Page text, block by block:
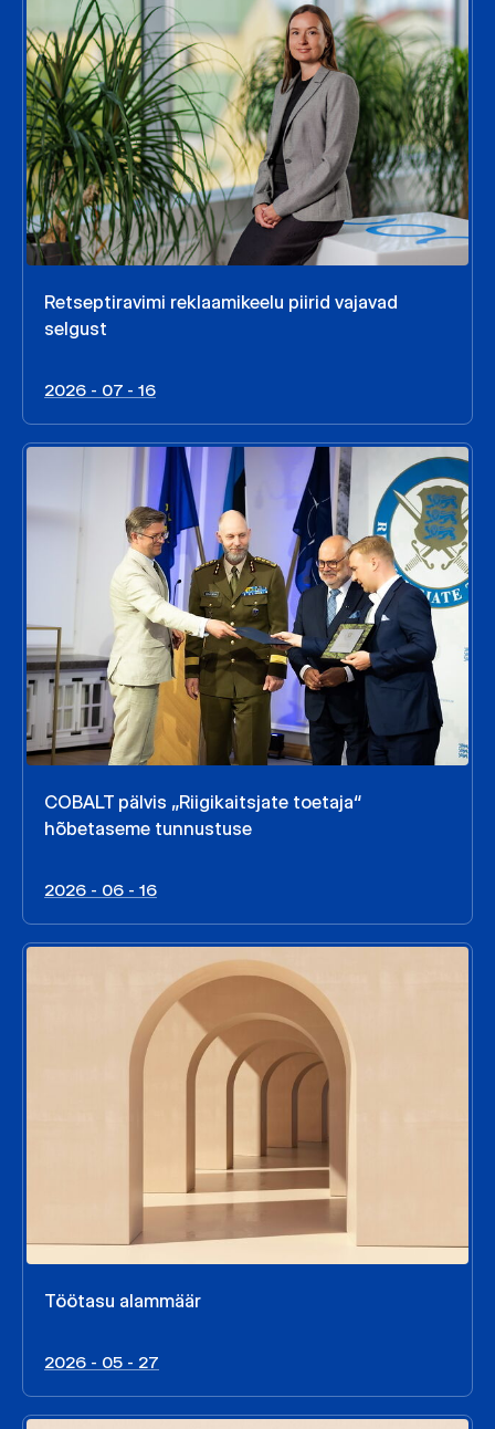
Retseptiravimi reklaamikeelu piirid vajavad
selgust
2026 - 07 - 16
COBALT pälvis „Riigikaitsjate toetaja“
hõbetaseme tunnustuse
2026 - 06 - 16
Töötasu alammäär
2026 - 05 - 27